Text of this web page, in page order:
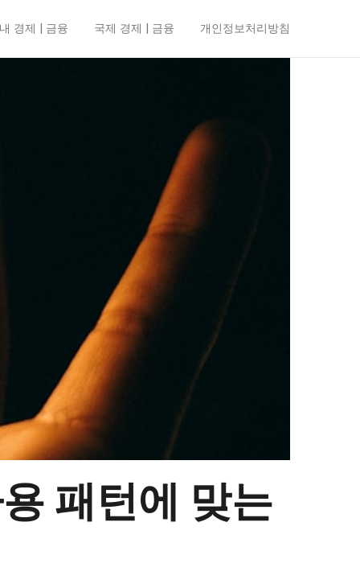
경제 | 금융 국제 경제 | 금융 개인정보처리방침
패턴에 맞는